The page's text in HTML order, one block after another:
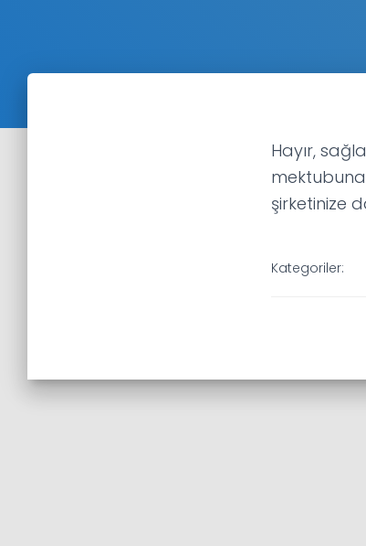
Hayır,
mektubuna
şirketinize
Kategoriler: